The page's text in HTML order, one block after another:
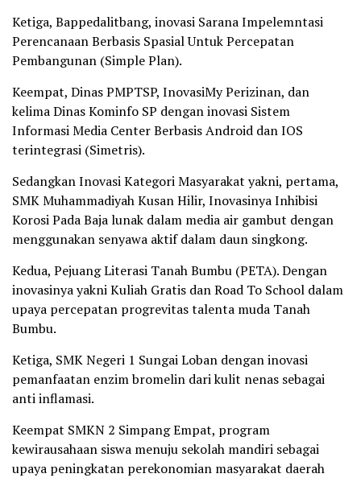
Ketiga, Bappedalitbang, inovasi Sarana Impelemntasi
Perencanaan Berbasis Spasial Untuk Percepatan
Pembangunan (Simple Plan).
Keempat, Dinas PMPTSP, InovasiMy Perizinan, dan
kelima Dinas Kominfo SP dengan inovasi Sistem
Informasi Media Center Berbasis Android dan IOS
terintegrasi (Simetris).
Sedangkan Inovasi Kategori Masyarakat yakni, pertama,
SMK Muhammadiyah Kusan Hilir, Inovasinya Inhibisi
Korosi Pada Baja lunak dalam media air gambut dengan
menggunakan senyawa aktif dalam daun singkong.
Kedua, Pejuang Literasi Tanah Bumbu (PETA). Dengan
inovasinya yakni Kuliah Gratis dan Road To School dalam
upaya percepatan progrevitas talenta muda Tanah
Bumbu.
Ketiga, SMK Negeri 1 Sungai Loban dengan inovasi
pemanfaatan enzim bromelin dari kulit nenas sebagai
anti inflamasi.
Keempat SMKN 2 Simpang Empat, program
kewirausahaan siswa menuju sekolah mandiri sebagai
upaya peningkatan perekonomian masyarakat daerah